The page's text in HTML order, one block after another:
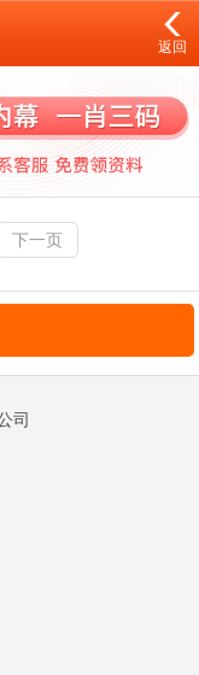
返回
下一页
司